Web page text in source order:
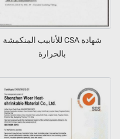
شهادة CSA للأنابيب المنكمشة
بالحرارة